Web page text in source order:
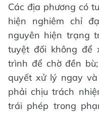
Các địa phương có
hiện nghiêm chỉ
nguyên hiện trạng
tuyệt đối không để
trình để chờ đền
quyết xử lý ngay
phải chịu trách
trái phép trong